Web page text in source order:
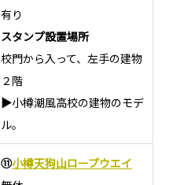
有り
スタンプ設置場所
校門から入って、左手の建物
２階
▶小樽潮風高校の建物のモデ
ル。
⑪小樽天狗山ロープウエイ